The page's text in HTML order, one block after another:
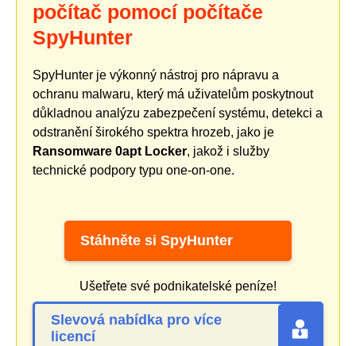
počítač pomocí počítače
SpyHunter
SpyHunter je výkonný nástroj pro nápravu a
ochranu malwaru, který má uživatelům poskytnout
důkladnou analýzu zabezpečení systému, detekci a
odstranění širokého spektra hrozeb, jako je
Ransomware 0apt Locker, jakož i služby
technické podpory typu one-on-one.
Stáhněte si SpyHunter
Ušetřete své podnikatelské peníze!
Slevová nabídka pro více
licencí